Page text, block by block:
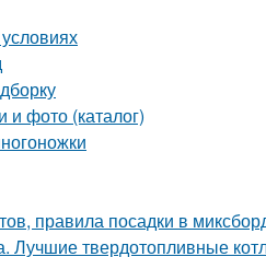
и фото (каталог)
правила посадки в
Лучшие твердотопливные